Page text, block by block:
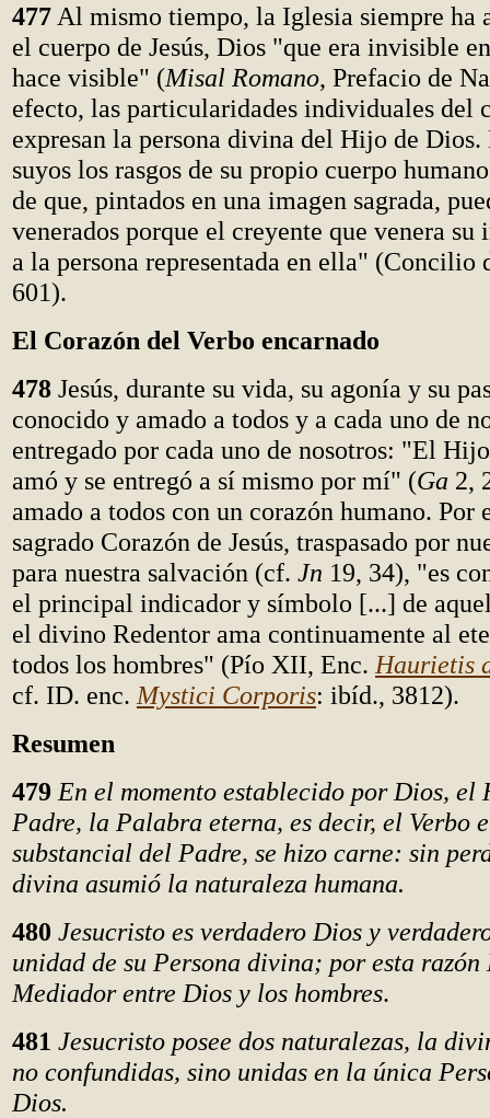
477 Al mismo tiempo, la Iglesia siempre ha
el cuerpo de Jesús, Dios "que era invisible
hace visible" (Misal Romano, Prefacio de
efecto, las particularidades individuales del
expresan la persona divina del Hijo de Dios.
suyos los rasgos de su propio cuerpo
de que, pintados en una imagen sagrada,
venerados porque el creyente que venera su
a la persona representada en ella" (Concilio
601).
El Corazón del Verbo encarnado
478 Jesús, durante su vida, su agonía y su
conocido y amado a todos y a cada uno de
entregado por cada uno de nosotros: "El
amó y se entregó a sí mismo por mí" (Ga 2,
amado a todos con un corazón humano. Por
sagrado Corazón de Jesús, traspasado por
para nuestra salvación (cf. Jn 19, 34), "es
el principal indicador y símbolo [...] de
el divino Redentor ama continuamente al
todos los hombres" (Pío XII, Enc. Haurietis
cf. ID. enc. Mystici Corporis: ibíd., 3812).
Resumen
479 En el momento establecido por Dios,
Padre, la Palabra eterna, es decir, el Verbo
substancial del Padre, se hizo carne: sin
divina asumió la naturaleza humana.
480 Jesucristo es verdadero Dios y
unidad de su Persona divina; por esta
Mediador entre Dios y los hombres.
481 Jesucristo posee dos naturalezas, la
no confundidas, sino unidas en la única
Dios.